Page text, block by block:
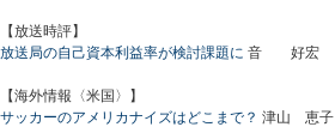
【放送時評】
放送局の自己資本利益率が検討課題に 音 好宏
【海外情報〈米国〉】
サッカーのアメリカナイズはどこまで？ 津山 恵子